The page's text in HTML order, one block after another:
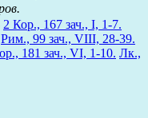
2 Кор., 167 зач., I, 1-7.
Рим., 99 зач., VIII, 28-39.
181 зач., VI, 1-10. Лк.,